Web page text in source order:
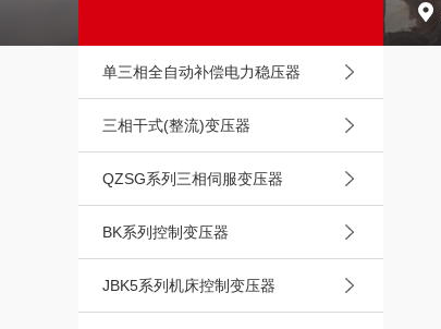
单三相全自动补偿电力稳压器
三相干式(整流)变压器
QZSG系列三相伺服变压器
BK系列控制变压器
JBK5系列机床控制变压器